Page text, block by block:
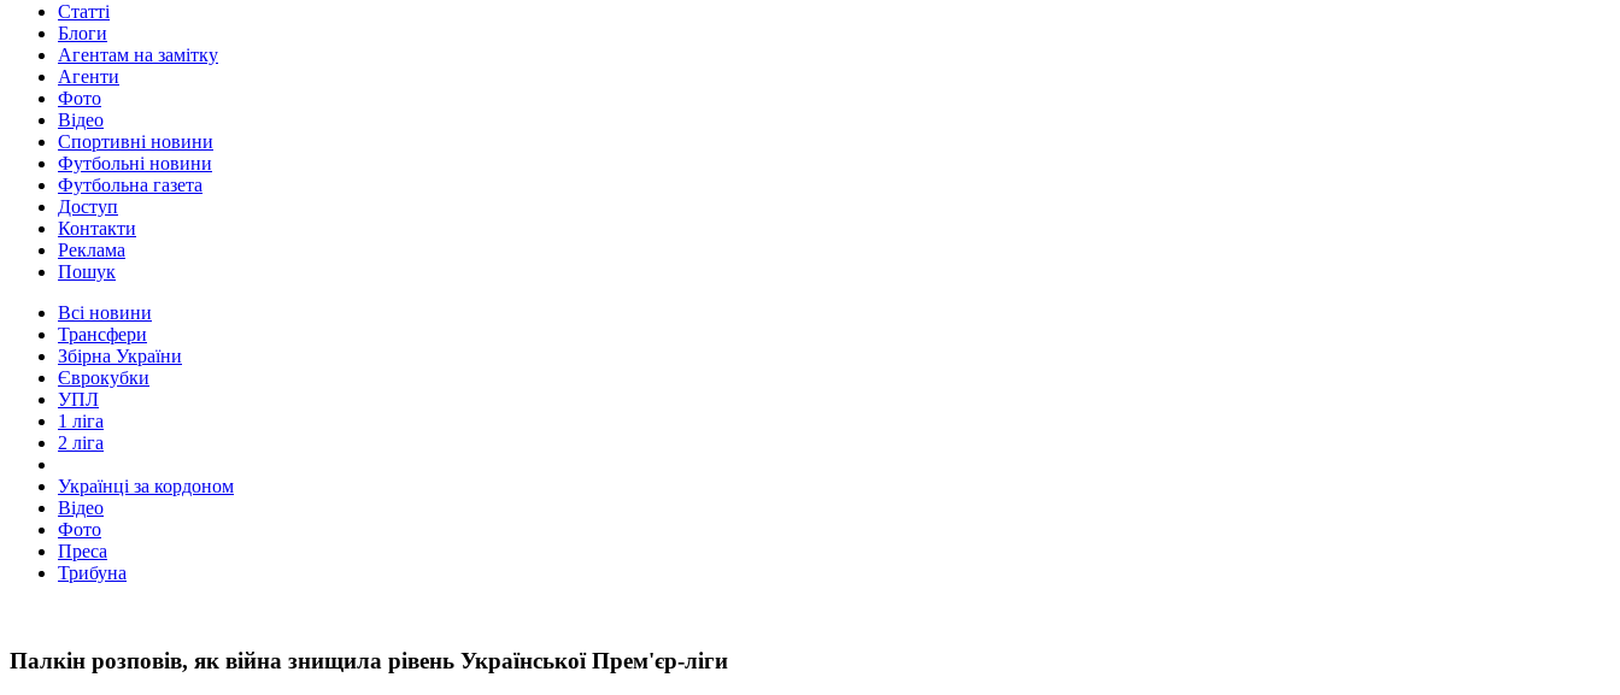
Статті
Блоги
Агентам на замітку
Агенти
Фото
Відео
Спортивні новини
Футбольні новини
Футбольна газета
Доступ
Контакти
Реклама
Пошук
Всі новини
Трансфери
Збірна України
Єврокубки
УПЛ
1 ліга
2 ліга
Українці за кордоном
Відео
Фото
Преса
Трибуна
Палкін розповів, як війна знищила рівень Української Прем'єр-ліги